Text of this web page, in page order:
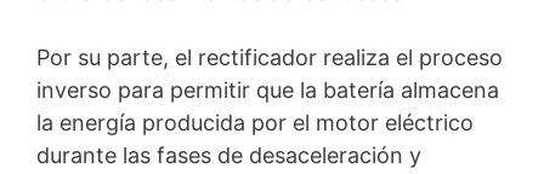
Por su parte, el rectificador realiza el proceso
inverso para permitir que la batería almacena
la energía producida por el motor eléctrico
durante las fases de desaceleración y